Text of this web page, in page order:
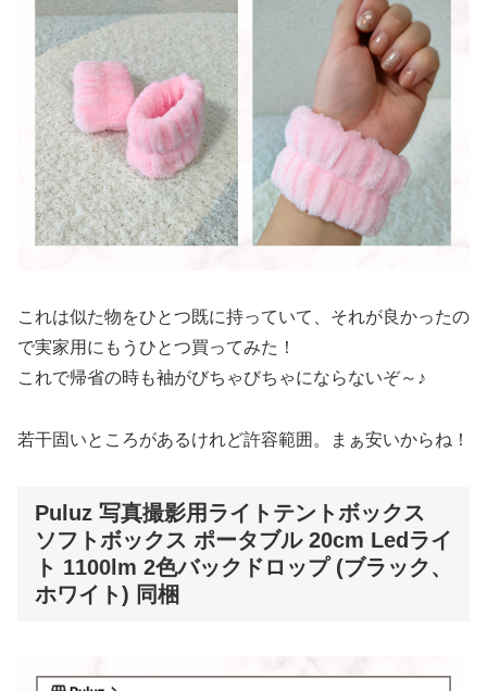
これは似た物をひとつ既に持っていて、それが良かったの
で実家用にもうひとつ買ってみた！
これで帰省の時も袖がびちゃびちゃにならないぞ～♪
若干固いところがあるけれど許容範囲。まぁ安いからね！
Puluz 写真撮影用ライトテントボックス
ソフトボックス ポータブル 20cm Ledライ
ト 1100lm 2色バックドロップ (ブラック、
ホワイト) 同梱